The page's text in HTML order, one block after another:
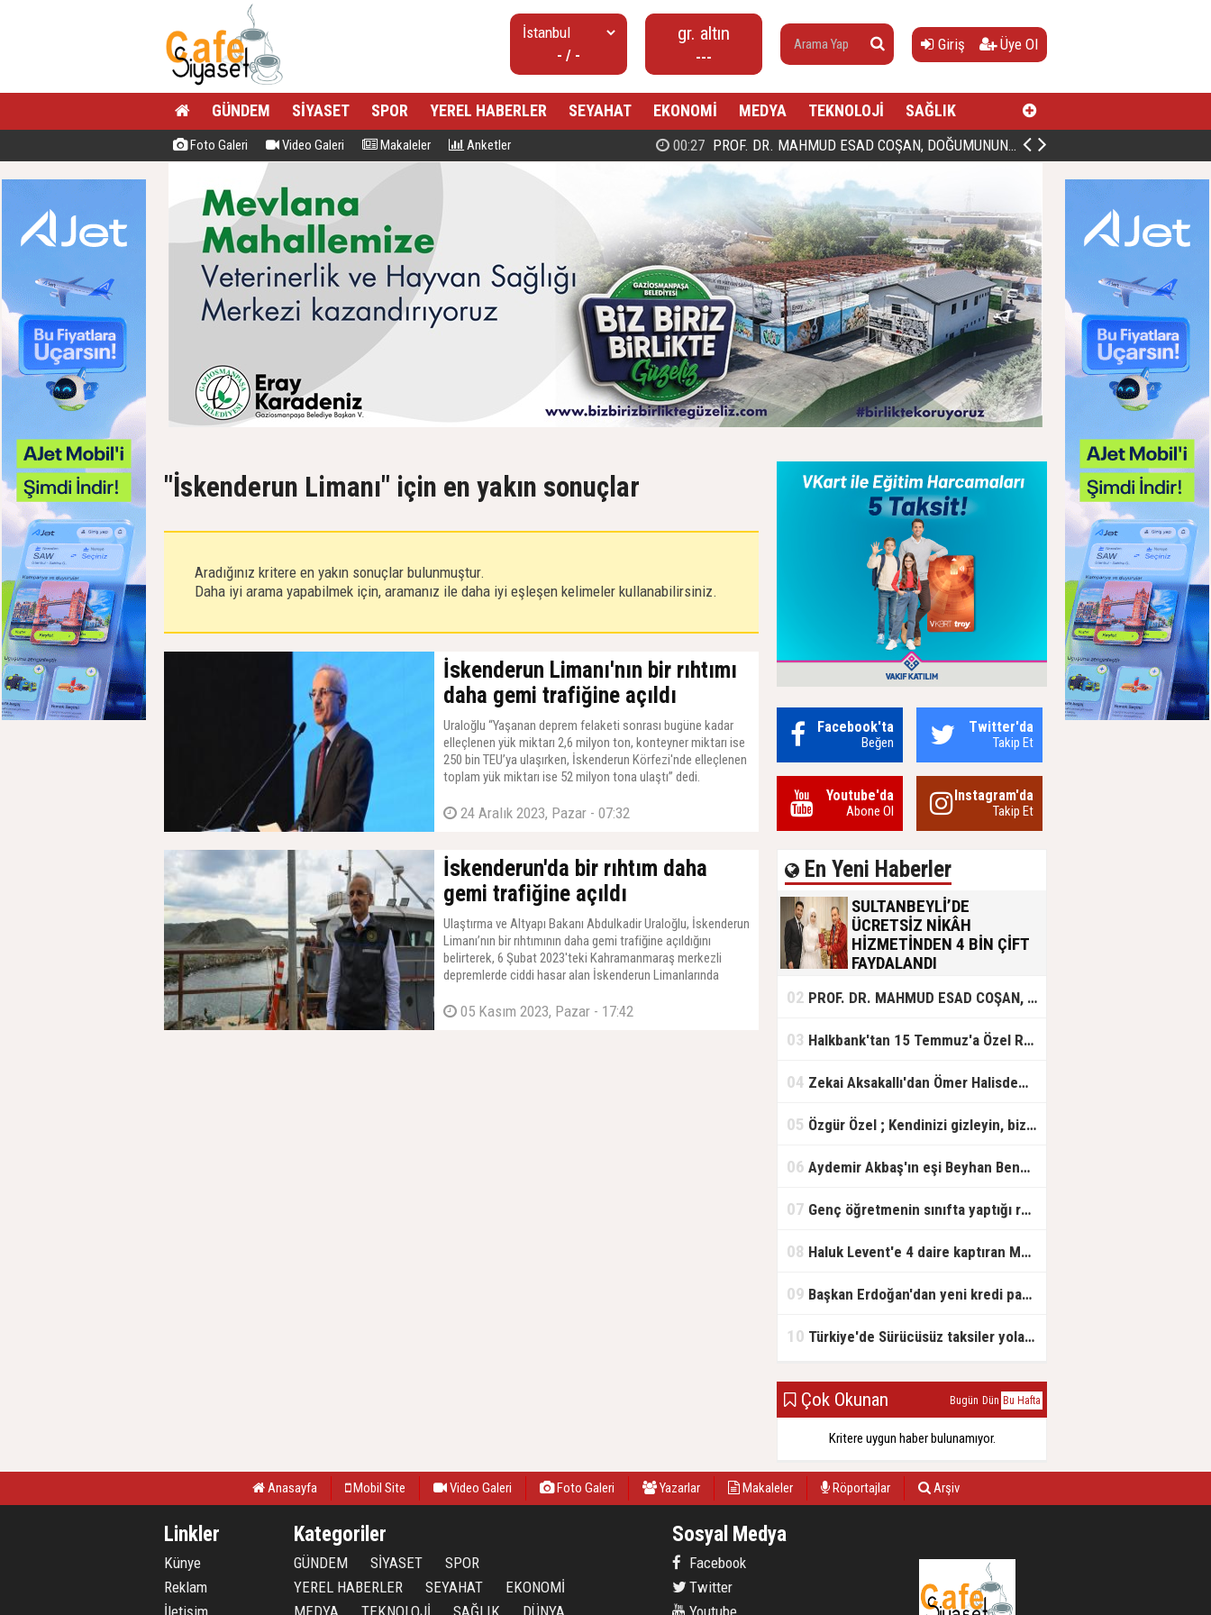
- / -
gr. altın
---
Giriş Üye Ol
GÜNDEM SİYASET SPOR YEREL HABERLER SEYAHAT EKONOMİ MEDYA TEKNOLOJİ SAĞLIK
Foto Galeri Video Galeri Makaleler Anketler 00:27 PROF. DR. MAHMUD ESAD COŞAN, DOĞUMUNUN HİCRÎ 91. YILINDA ELAZIĞ'DA YÂD EDİLECEK
"İskenderun Limanı" için en yakın sonuçlar
Aradığınız kritere en yakın sonuçlar bulunmuştur.
Daha iyi arama yapabilmek için, aramanız ile daha iyi eşleşen kelimeler kullanabilirsiniz.
İskenderun Limanı'nın bir rıhtımı
daha gemi trafiğine açıldı
Uraloğlu “Yaşanan deprem felaketi sonrası bugüne kadar
elleçlenen yük miktarı 2,6 milyon ton, konteyner miktarı ise
250 bin TEU’ya ulaşırken, İskenderun Körfezi'nde elleçlenen
toplam yük miktarı ise 52 milyon tona ulaştı” dedi.
24 Aralık 2023, Pazar - 07:32
İskenderun'da bir rıhtım daha
gemi trafiğine açıldı
Ulaştırma ve Altyapı Bakanı Abdulkadir Uraloğlu, İskenderun
Limanı’nın bir rıhtımının daha gemi trafiğine açıldığını
belirterek, 6 Şubat 2023'teki Kahramanmaraş merkezli
depremlerde ciddi hasar alan İskenderun Limanlarında
girildiğini açıkladı.
05 Kasım 2023, Pazar - 17:42
Facebook'ta
Beğen
Twitter'da
Takip Et
Youtube'da
Abone Ol
Instagram'da
Takip Et
En Yeni Haberler
SULTANBEYLİ’DE
ÜCRETSİZ NİKÂH
HİZMETİNDEN 4 BİN ÇİFT
FAYDALANDI
olan gençlere destek amacıyla
başlattığı ücretsiz nikâh hizmetini
başlattıklarını belirten Sultanbeyli
ücretsiz hizmet vermenin
02 PROF. DR. MAHMUD ESAD COŞAN, DOĞUMUNUN HİCRÎ 91. YILINDA ELAZIĞ'DA YÂD EDİLECEK
03 Halkbank'tan 15 Temmuz'a Özel Reklam Filmi: "İrade Bizim, Zafer Bizim"
04 Zekai Aksakallı'dan Ömer Halisdemir'e 'vefa' ziyareti!
05 Özgür Özel ; Kendinizi gizleyin, bizden işaret bekleyin
06 Aydemir Akbaş'ın eşi Beyhan Benek Akbaş hayatını kaybetti
07 Genç öğretmenin sınıfta yaptığı rezil paylaşım
08 Haluk Levent'e 4 daire kaptıran Müteahhit soluğu savcılıkta aldı
09 Başkan Erdoğan'dan yeni kredi paketi müjdesi: 6 ay geri ödemesiz, 36 ay vadeli
10 Türkiye'de Sürücüsüz taksiler yola çıkmaya hazırlanıyor
Çok Okunan Bugün Dün Bu Hafta
Kritere uygun haber bulunamıyor.
Anasayfa Mobil Site Video Galeri Foto Galeri Yazarlar Makaleler Röportajlar Arşiv
Linkler
Künye
Reklam
İletişim
Kategoriler
GÜNDEM SİYASET
SPOR
YEREL HABERLER
SEYAHAT
EKONOMİ
MEDYA
TEKNOLOJİ SAĞLIK DÜNYA
Sosyal Medya
Facebook
Twitter
Youtube